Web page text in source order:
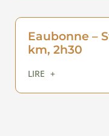
Eaubonne –
km, 2h30
LIRE +